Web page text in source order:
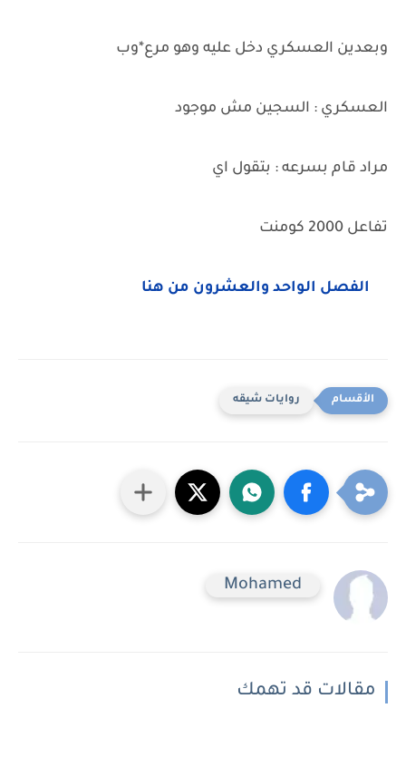
وبعدين العسكري دخل عليه وهو مرع*وب
العسكري : السجين مش موجود
مراد قام بسرعه : بتقول اي
تفاعل 2000 كومنت
الفصل الواحد والعشرون من هنا
روايات شيقه
Mohamed
مقالات قد تهمك